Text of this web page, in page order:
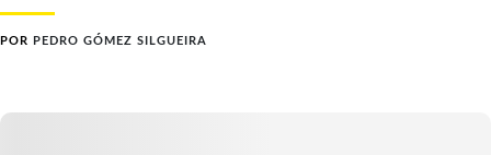
POR PEDRO GÓMEZ SILGUEIRA